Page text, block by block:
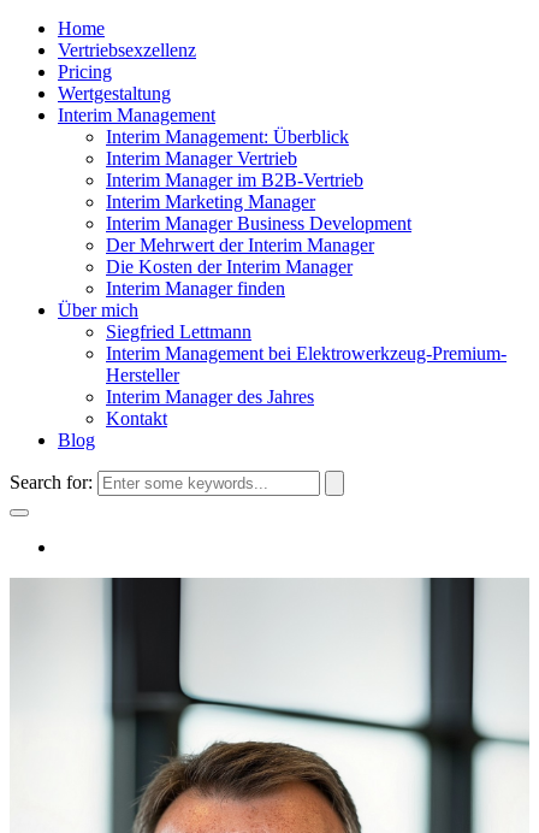
Home
Vertriebsexzellenz
Pricing
Wertgestaltung
Interim Management
Interim Management: Überblick
Interim Manager Vertrieb
Interim Manager im B2B-Vertrieb
Interim Marketing Manager
Interim Manager Business Development
Der Mehrwert der Interim Manager
Die Kosten der Interim Manager
Interim Manager finden
Über mich
Siegfried Lettmann
Interim Management bei Elektrowerkzeug-Premium-
Hersteller
Interim Manager des Jahres
Kontakt
Blog
Search for: